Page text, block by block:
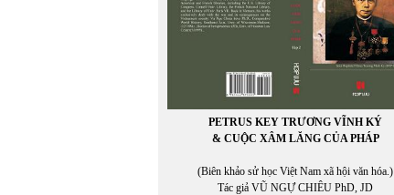
NGUYỄN BÌNH PHƯƠNG
NGUYỄN CHÍ TRUNG
NGUYỄN DẠ QUỲNH
NGUYỄN ĐĂNG KHƯƠNG
NGUYỄN ĐẠT
NGUYỄN ĐÔNG GIANG
NGUYÊN DU
PETRUS KEY TRƯƠNG VĨNH KÝ
& CUỘC XÂM LĂNG CỦA PHÁP
(Biên khảo sử học Việt Nam xã hội văn hóa.)
Tác giả VŨ NGỰ CHIÊU PhD, JD